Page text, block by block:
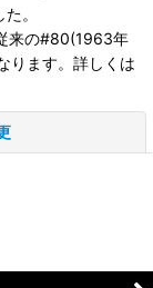
。
来の#80(1963年
ります。詳しくは